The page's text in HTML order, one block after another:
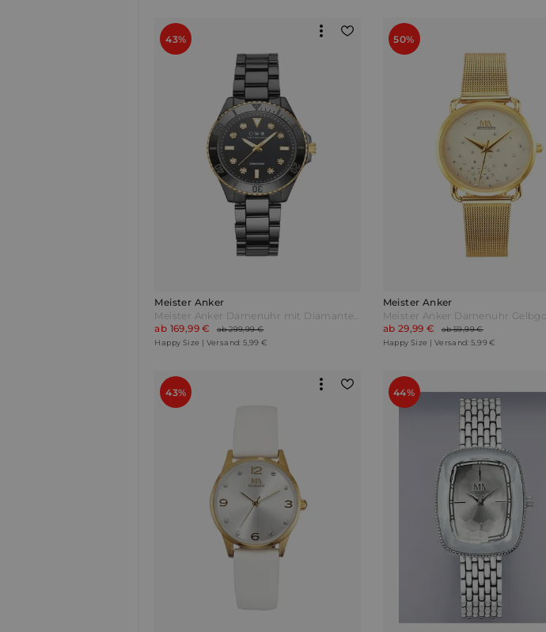
43%
Meister Anker
Meister Anker Damenuhr mit Diamanten Schwarz
ab 169,99 €
ab 299,99 €
Happy Size | Versand: 5,99 €
50%
Meister Anker
ab 29,99 €
ab 59,99 €
Happy Size | Versand: 5,99 €
43% 44%